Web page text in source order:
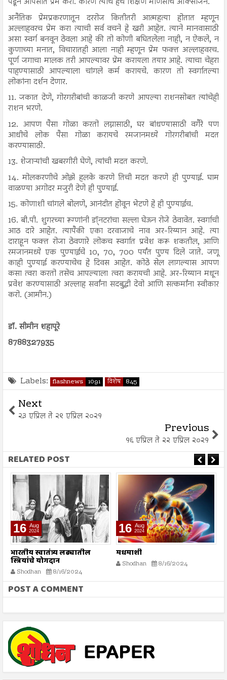
अनैतिक प्रेमप्रकरणातून दररोज कितीतरी आत्महत्या होतात म्हणून
अल्लाहवरच प्रेम करा त्याची सर्व वचने हे खरी आहेत. त्याने मानवासाठी
असा स्वर्ग बनवून ठेवला आहे की तो कोणी बघितलेला नाही, न ऐकले, न
कुणाच्या मनात, विचारातही आला नाही म्हणून प्रेम फक्त अल्लाहवरच.
पूर्ण जगाचा मालक तरी आपल्यावर प्रेम करायला तयार आहे. त्याचा चेहरा
पाहण्यासाठी आपल्याला चांगले कर्म करायचे. कारण तो स्वर्गातल्या
लोकांना दर्शन देणार.
11. जकात देणे, गोरगरीबांची काळजी करणे आपल्या राशनसोबत त्यांचेही
राशन भरणे.
12. आपण पैसा गोळा करतो लग्नासाठी, घर बांधण्यासाठी वगैरे पण
आधीचे लोक पैसा गोळा करायचे रमजानमध्ये गोरगरीबांची मदत
करण्यासाठी.
13. शेजाऱ्यांची खबरगीरी घेणे, त्यांची मदत करणे.
14. मोलकरणीचे ओझे हलके करणे तिची मदत करणे ही पुण्याई. घाम
वाळण्या अगोदर मजुरी देणे ही पुण्याई.
15. कोणाशी चांगले बोलणे, आनंदीत होवून भेटणे हे ही पुण्याईच.
16. बी.पी. शुगरच्या रूग्णांनी डॉ्नटरांचा सल्ला घेऊन रोजे ठेवावेत. स्वर्गाची
आठ दारे आहेत. त्यापैकी एका दरवाजाचे नाव अर-रिय्यान आहे. त्या
दाराहून फक्त रोजा ठेवणारे लोकच स्वर्गात प्रवेश करू शकतील, आणि
रमजानमध्ये एक पुण्याईचे 10, 70, 700 पर्यंत पुण्य दिले जाते. जणू
काही पुण्याई करण्याचेच हे दिवस आहेत. कोठे सेल लागल्यास आपण
कसा त्वरा करतो तसेच आपल्याला त्वरा करायची आहे. अर-रिय्यान मधून
प्रवेश करण्यासाठी अल्लाह सर्वांना सदबुद्धी देवो आणि सत्कर्मांना स्वीकार
करो. (आमीन.)
डॉ. सीमीन शहापूरे
8788327935
Labels: flashnews 1091 विशेष 845
Next
२३ एप्रिल ते २९ एप्रिल २०२१
Previous
१६ एप्रिल ते २२ एप्रिल २०२१
RELATED POST
16 Aug
2024
भारतीय स्वातंत्र्य लढ्यातील
स्त्रियांचे योगदान
Shodhan 8/16/2024
16 Aug
2024
मधमाशी
Shodhan 8/16/2024
POST A COMMENT